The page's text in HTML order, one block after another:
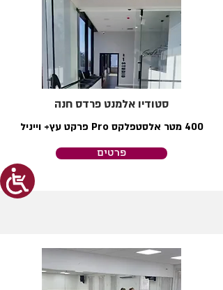
סטודיו אלמנט פרדס חנה
400 מטר אלסטפלקס Pro פרקט עץ+ וייניל
פרטים